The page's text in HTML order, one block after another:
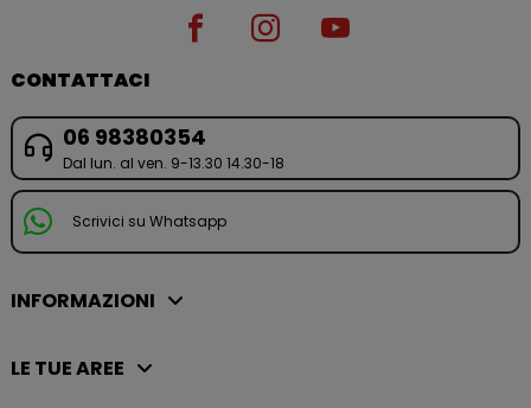
CONTATTACI
06 98380354
Dal lun. al ven. 9-13.30 14.30-18
Scrivici su Whatsapp
INFORMAZIONI
LE TUE AREE